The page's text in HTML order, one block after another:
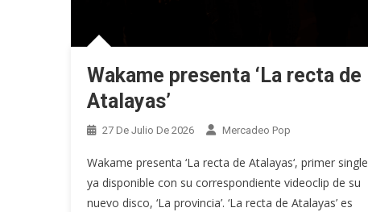
Wakame presenta ‘La recta de
Atalayas’
27 De Julio De 2026 Mercadeo Pop
Wakame presenta ‘La recta de Atalayas‘, primer single
ya disponible con su correspondiente videoclip de su
nuevo disco, ‘La provincia’. ‘La recta de Atalayas’ es